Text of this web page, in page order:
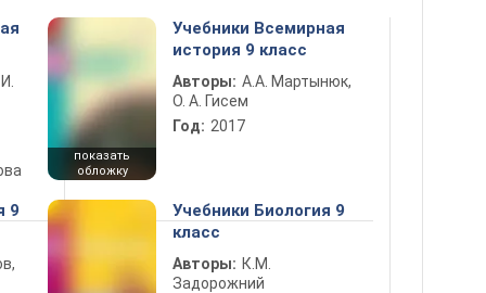
показать
обложку
Учебники Всемирная
история 9 класс
Авторы: А.А. Мартынюк,
О. А. Гисем
Год: 2017
9
Учебники Биология 9
класс
Авторы: К.М.
Задорожний